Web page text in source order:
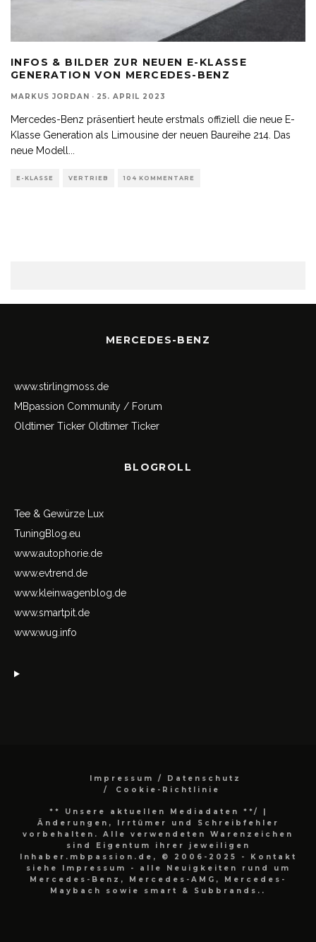
INFOS & BILDER ZUR NEUEN E-KLASSE
GENERATION VON MERCEDES-BENZ
MARKUS JORDAN · 25. APRIL 2023
Mercedes-Benz präsentiert heute erstmals offiziell die neue E-
Klasse Generation als Limousine der neuen Baureihe 214. Das
neue Modell...
E-KLASSE VERTRIEB 104 KOMMENTARE
MERCEDES-BENZ
www.stirlingmoss.de
MBpassion Community / Forum
Oldtimer Ticker Oldtimer Ticker
BLOGROLL
Tee & Gewürze Lux
TuningBlog.eu
www.autophorie.de
www.evtrend.de
www.kleinwagenblog.de
www.smartpit.de
www.wug.info
Impressum / Datenschutz
Cookie-Richtlinie
** Unsere aktuellen Mediadaten **/
Änderungen, Irrtümer und Schreibfehler
vorbehalten. Alle verwendeten Warenzeichen
sind Eigentum ihrer jeweiligen
Inhaber.mbpassion.de, © 2006-2025 - Kontakt
siehe Impressum - alle Neuigkeiten rund um
Mercedes-Benz, Mercedes-AMG, Mercedes-
Maybach sowie smart & Subbrands..